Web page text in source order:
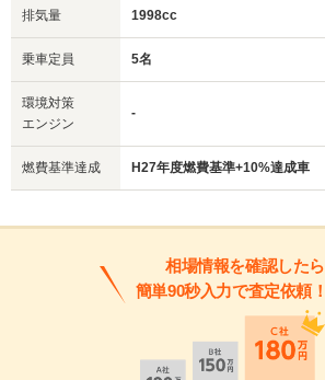
排気量 1998cc
乗車定員 5名
環境対策
エンジン
-
燃費基準達成 H27年度燃費基準+10%達成車
相場情報を確認したら
簡単90秒入力で査定依頼！